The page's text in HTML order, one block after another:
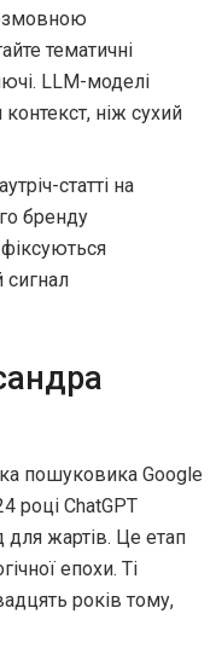
тематичні
LLM-моделі
ніж сухий
статті на
бренду
пошуковика Google
році ChatGPT
для жартів. Це етап
епохи. Ті
років тому,